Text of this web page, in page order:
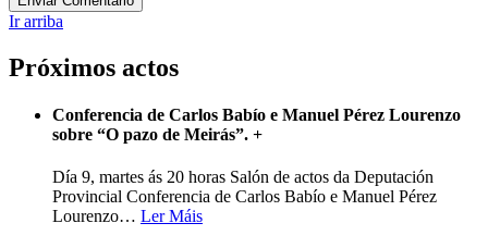
Ir arriba
Próximos actos
Conferencia de Carlos Babío e Manuel Pérez Lourenzo
sobre “O pazo de Meirás”. +
Día 9, martes ás 20 horas Salón de actos da Deputación
Provincial Conferencia de Carlos Babío e Manuel Pérez
Lourenzo… Ler Máis